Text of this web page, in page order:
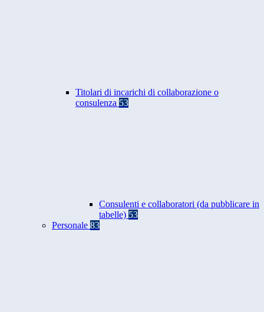
Titolari di incarichi di collaborazione o
consulenza 53
Consulenti e collaboratori (da pubblicare in
tabelle) 53
Personale 83